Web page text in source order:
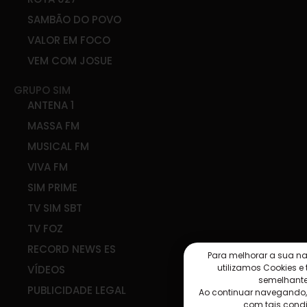
SAMBÃO DO POVO
VALOR EM FOCO
VEM COM JOSUE
GRUPO SIM
ANTENA 1
MASSA FM
MUSICAL FM
VIVA FM
SIM PRIME
TV SIM SBT
TV FOZ
RECORD NEWS ES
VÍDEOS
PUBLICIDADE LEGAL
Para melhorar a sua
utilizamos Cookies
Ao continuar